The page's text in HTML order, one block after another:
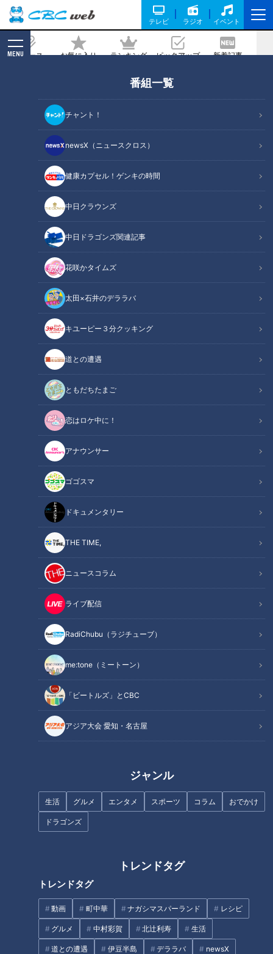
テレビ ラジオ イベント
ニュース お気に入り ランキング ピックアップ 新着記事
MENU
番組一覧
チャント！
newsX（ニュースクロス）
健康カプセル！ゲンキの時間
中日クラウンズ
中日ドラゴンズ関連記事
花咲かタイムズ
太田×石井のデララバ
キユーピー３分クッキング
道との遭遇
ともだちたまご
恋はロケ中に！
アナウンサー
ゴゴスマ
ドキュメンタリー
THE TIME,
ニュースコラム
ライブ配信
RadiChubu（ラジチューブ）
me:tone（ミートーン）
「ビートルズ」とCBC
アジア大会 愛知・名古屋
ジャンル
生活 グルメ エンタメ スポーツ コラム おでかけ
ドラゴンズ
トレンドタグ
トレンドタグ
動画 町中華 ナガシマスパーランド レシピ
グルメ 中村彩賀 北辻利寿 生活
道との遭遇 伊豆半島 デララバ newsX
い食べ放題”！コロナ禍で奮闘の超お値
打ちグルメ
記事に戻る
CBCテレビ『チャント！』○○ 愛してまーす！！
この記事の画像（全15枚）
記事に戻る
この記事を見たあなたへのおすすめ
フランス人は菓子店「シャトレ
ーゼ」の店名に顔を赤らめる？
パンサー向井「演奏にグッとき
『吹奏楽部』に向井ます！